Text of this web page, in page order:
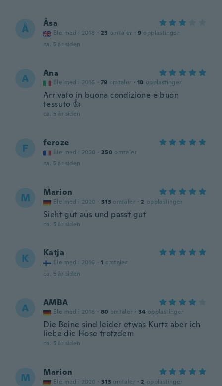
Å Åsa
Ble med i 2018 · 23 omtaler · 9 opplastinger
ca. 5 år siden
A Ana
Ble med i 2016 · 79 omtaler · 18 opplastinger
Arrivato in buona condizione e buon
tessuto 👍
ca. 5 år siden
F feroze
Ble med i 2020 · 350 omtaler
ca. 5 år siden
M Marion
Ble med i 2020 · 313 omtaler · 2 opplastinger
Sieht gut aus und passt gut
ca. 5 år siden
K Katja
Ble med i 2016 · 1 omtaler
ca. 5 år siden
A AMBA
Ble med i 2016 · 80 omtaler · 34 opplastinger
Die Beine sind leider etwas Kurtz aber ich
liebe die Hose trotzdem
ca. 5 år siden
M Marion
Ble med i 2020 · 313 omtaler · 2 opplastinger